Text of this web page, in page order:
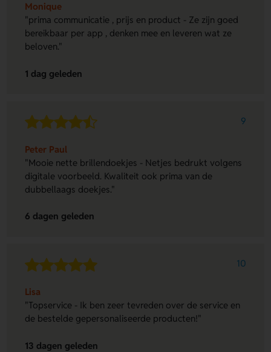
Monique
"prima communicatie , prijs en product - Ze zijn goed
bereikbaar per app , denken mee en leveren wat ze
beloven."
1 dag geleden
9
Peter Paul
"Mooie nette brillendoekjes - Netjes bedrukt volgens
digitale voorbeeld. Kwaliteit ook prima van de
dubbellaags doekjes."
6 dagen geleden
10
Lisa
"Topservice - Ik ben zeer tevreden over de service en
de bestelde gepersonaliseerde producten!"
13 dagen geleden